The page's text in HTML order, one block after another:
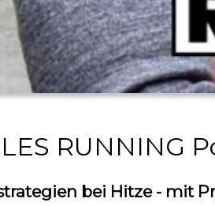
RUNNING
bei Hitze - mit